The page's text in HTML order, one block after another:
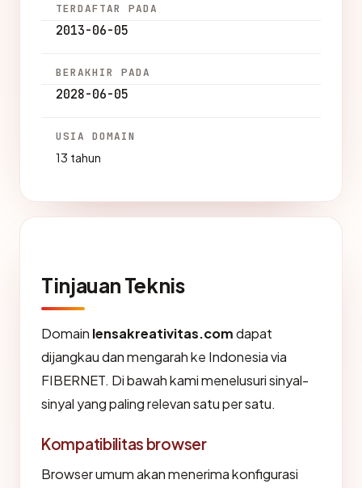
TERDAFTAR PADA
2013-06-05
BERAKHIR PADA
2028-06-05
USIA DOMAIN
13 tahun
Tinjauan Teknis
Domain lensakreativitas.comdapat
dijangkau dan mengarah ke Indonesia via
FIBERNET. Di bawah kami menelusuri sinyal-
sinyal yang paling relevan satu per satu.
Kompatibilitas browser
Browser umum akan menerima konfigurasi